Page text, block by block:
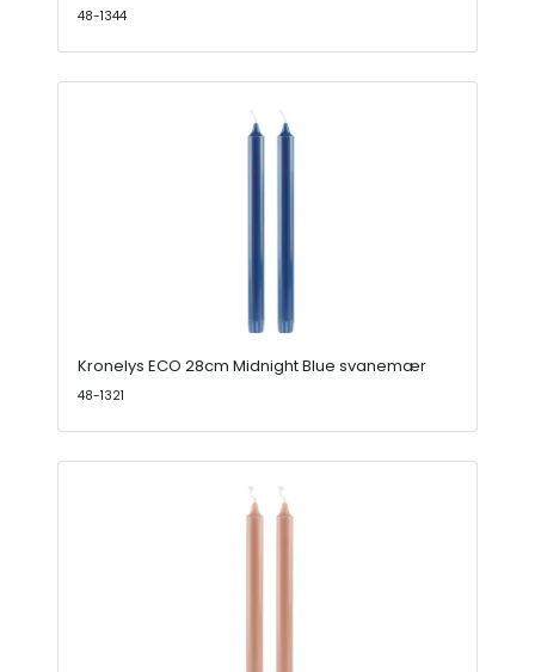
48-1344
Kronelys ECO 28cm Midnight Blue svanemær
48-1321